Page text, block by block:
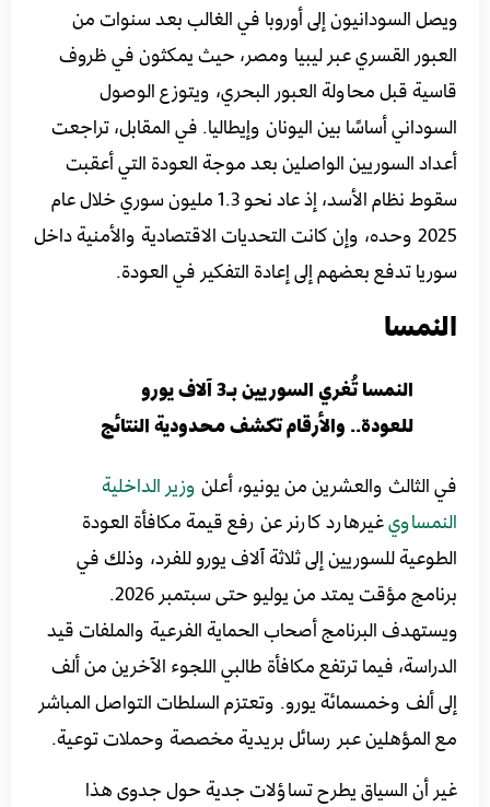
ويصل السودانيون إلى أوروبا في الغالب بعد سنوات من
العبور القسري عبر ليبيا ومصر، حيث يمكثون في ظروف
قاسية قبل محاولة العبور البحري، ويتوزع الوصول
السوداني أساسًا بين اليونان وإيطاليا. في المقابل، تراجعت
أعداد السوريين الواصلين بعد موجة العودة التي أعقبت
سقوط نظام الأسد، إذ عاد نحو 1.3 مليون سوري خلال عام
2025 وحده، وإن كانت التحديات الاقتصادية والأمنية داخل
سوريا تدفع بعضهم إلى إعادة التفكير في العودة.
النمسا
النمسا تُغري السوريين بـ3 آلاف يورو
للعودة.. والأرقام تكشف محدودية النتائج
في الثالث والعشرين من يونيو، أعلنوزير الداخلية
النمساويغيرهارد كارنر عن رفع قيمة مكافأة العودة
الطوعية للسوريين إلى ثلاثة آلاف يورو للفرد، وذلك في
برنامج مؤقت يمتد من يوليو حتى سبتمبر 2026.
ويستهدف البرنامج أصحاب الحماية الفرعية والملفات قيد
الدراسة، فيما ترتفع مكافأة طالبي اللجوء الآخرين من ألف
إلى ألف وخمسمائة يورو. وتعتزم السلطات التواصل المباشر
مع المؤهلين عبر رسائل بريدية مخصصة وحملات توعية.
غير أن السياق يطرح تساؤلات جدية حول جدوى هذا